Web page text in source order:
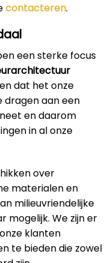
contacteren.
een sterke focus
dat het onze
dragen aan een
en daarom
in al onze
over
materialen en
milieuvriendelijke
mogelijk. We zijn er
klanten
te bieden die zowel